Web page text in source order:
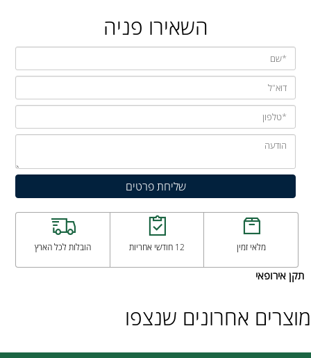
השאירו פניה
מלאי זמין 12 חודשי אחריות הובלות לכל הארץ
תקן אירופאי
מוצרים אחרונים שנצפו